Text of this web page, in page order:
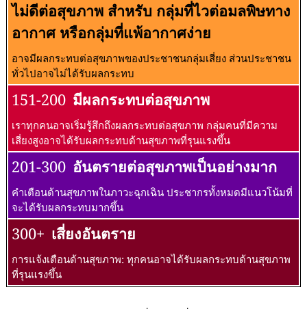
ไม่ดีต่อสุขภาพ สำหรับ กลุ่มที่ไวต่อมลพิษทาง
อากาศ หรือกลุ่มที่แพ้อากาศง่าย
อาจมีผลกระทบต่อสุขภาพของประชาชนกลุ่มเสี่ยง ส่วนประชาชน
ทั่วไปอาจไม่ได้รับผลกระทบ
151-200 มีผลกระทบต่อสุขภาพ
เราทุกคนอาจเริ่มรู้สึกถึงผลกระทบต่อสุขภาพ กลุ่มคนที่มีความ
เสี่ยงสูงอาจได้รับผลกระทบด้านสุขภาพที่รุนแรงขึ้น
201-300 อันตรายต่อสุขภาพเป็นอย่างมาก
คำเตือนด้านสุขภาพในภาวะฉุกเฉิน ประชากรทั้งหมดมีแนวโน้มที่
จะได้รับผลกระทบมากขึ้น
300+ เสี่ยงอันตราย
การแจ้งเตือนด้านสุขภาพ: ทุกคนอาจได้รับผลกระทบด้านสุขภาพ
ที่รุนแรงขึ้น